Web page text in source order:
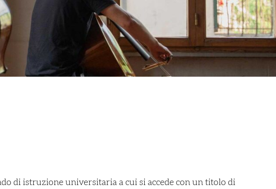
di istruzione universitaria a cui si accede con un titolo di